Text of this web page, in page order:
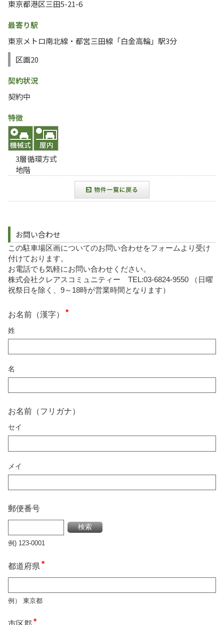
東京都港区三田5-21-6
最寄り駅
東京メトロ南北線・都営三田線「白金高輪」駅3分
区画20
契約状況
契約中
特徴
3層循環方式
地階
お問い合わせ